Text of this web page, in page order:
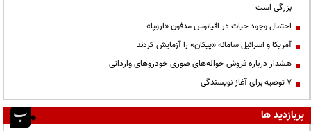
بزرگی است
احتمال وجود حیات در اقیانوس مدفون «اروپا»
آمریکا و اسرائیل سامانه «پیکان» را آزمایش کردند
هشدار درباره فروش حواله‌های صوری خودروهای وارداتی
۷ توصیه برای آغاز نویسندگی
پربازدید ها